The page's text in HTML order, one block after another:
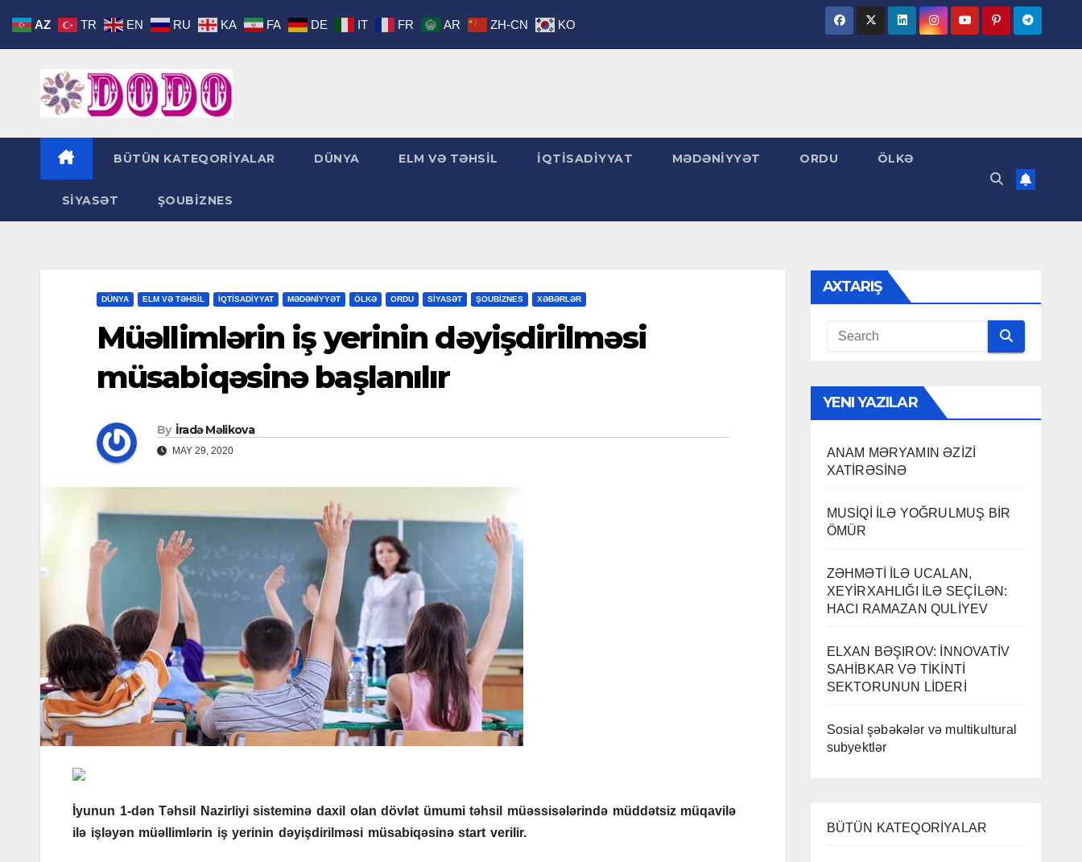
BÜTÜN KATEQORİYALAR DÜNYA ELM VƏ TƏHSİL İQTİSADİYYAT MƏDƏNİYYƏT ORDU ÖLKƏ
SİYASƏT ŞOUBİZNES
DÜNYA ELM VƏ TƏHSİL İQTİSADİYYAT MƏDƏNİYYƏT ÖLKƏ ORDU SİYASƏT ŞOUBİZNES XƏBƏRLƏR
Müəllimlərin iş yerinin dəyişdirilməsi
müsabiqəsinə başlanılır
By İradə Məlikova
MAY 29, 2020
İyunun 1-dən Təhsil Nazirliyi sisteminə daxil olan dövlət ümumi təhsil müəssisələrində müddətsiz müqavilə
ilə işləyən müəllimlərin iş yerinin dəyişdirilməsi müsabiqəsinə start verilir.
AXTARIŞ
YENI YAZILAR
ANAM MƏRYAMIN ƏZİZİ
XATİRƏSİNƏ
MUSİQİ İLƏ YOĞRULMUŞ BİR
ÖMÜR
ZƏHMƏTİ İLƏ UCALAN,
XEYİRXAHLIĞI İLƏ SEÇİLƏN:
HACI RAMAZAN QULİYEV
ELXAN BƏŞIROV: İNNOVATİV
SAHİBKAR VƏ TİKİNTİ
SEKTORUNUN LİDERİ
Sosial şəbəkələr və multikultural
subyektlər
BÜTÜN KATEQORİYALAR
AZ TR EN RU KA FA DE IT FR AR ZH-CN KO